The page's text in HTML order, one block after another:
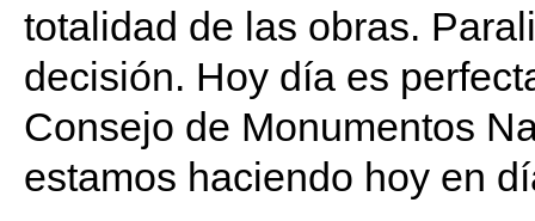
totalidad de las obras.
decisión. Hoy día es
Consejo de Monumentos
estamos haciendo hoy en